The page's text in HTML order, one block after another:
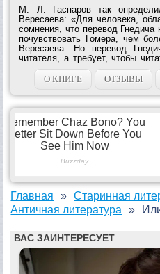
М. Л. Гаспаров так
Вересаева: «Для человека,
сомнения, что перевод
почувствовать Гомера, чем
Вересаева. Но перевод
читателя, а требует, чтобы
не всякому читателю по вкусу.
литературу на...
О КНИГЕ ОТЗЫВЫ
Главная
Старинная
Античная литература